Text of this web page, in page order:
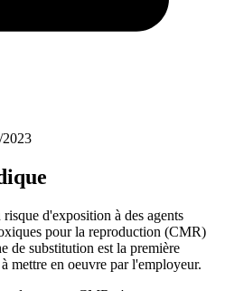
2023
d'exposition à des agents
pour la reproduction (CMR)
de substitution est la première
mettre en oeuvre par l'employeur.